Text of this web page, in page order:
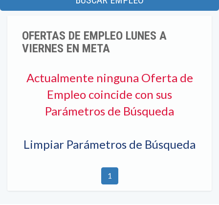
OFERTAS DE EMPLEO LUNES A
VIERNES EN META
Actualmente ninguna Oferta de
Empleo coincide con sus
Parámetros de Búsqueda
Limpiar Parámetros de Búsqueda
1